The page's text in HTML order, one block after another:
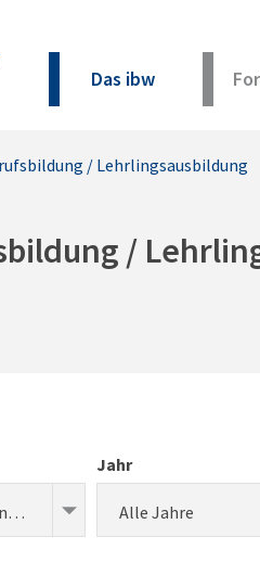
Das ibw
/ Lehrlingsausbildung
/
Duale Berufsbildung / Lehrlingsausbildung (Entwicklung)
Jahr
Alle Jahre